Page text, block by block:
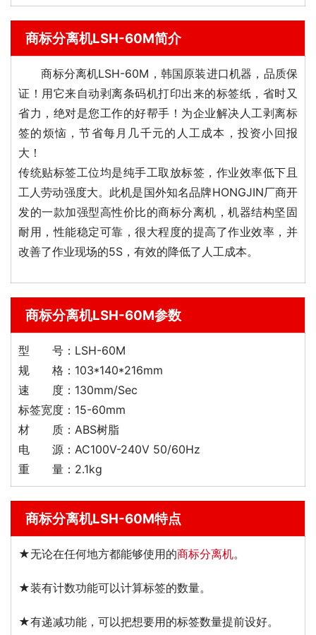
商标分离机LSH-60M简介
商标分离机LSH-60M ，韩国原装进口机器，品质保
证！用它来自动剥离条码机打印出来的标签纸，省时又
省力，绝对是您工作的好帮手！为企业解决人工剥离标
签的烦恼，节省每月几千元的人工成本，投资小回报
大！
传统贴标签工位均是纯手工取放标签，作业效率低下且
工人劳动强度大。此机是国外知名品牌HONGJIN厂商开
发的一款加强型高性价比的商标分离机，机器结构坚固
耐用，性能稳定可靠，很大程度的提高了作业效率，并
改善了作业现场的5S，有效的降低了人工成本。
商标分离机LSH-60M参数
型 号：LSH-60M
规 格：103*140*216mm
速 度：130mm/Sec
标签宽度：15-60mm
材 质：ABS树脂
电 源：AC100V-240V 50/60Hz
重 量：2.1kg
商标分离机LSH-60M特点
★无论在任何地方都能够使用的商标分离机。
★装有计数功能可以计算标签的数量。
★有递减功能，可以把想要用的标签数量提前设好。